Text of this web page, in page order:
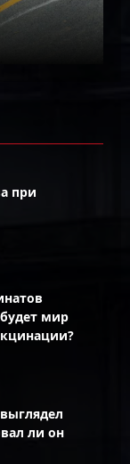
при
мир
ли он